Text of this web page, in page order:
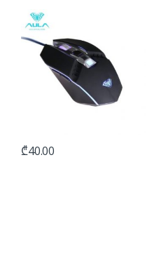
₾40.00